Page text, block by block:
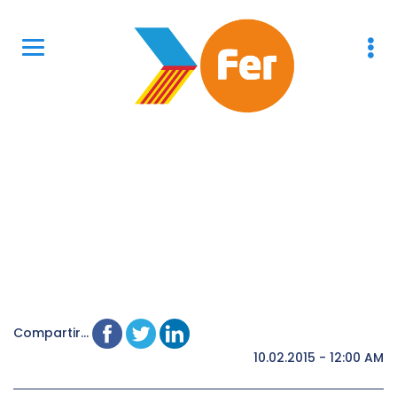
Compartir...
10.02.2015 - 12:00 AM